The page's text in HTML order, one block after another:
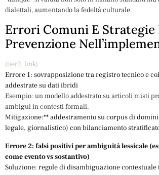
dialettali, aumentando la fedeltà culturale.
Errori Comuni E Strategie
Prevenzione
{tier2_link}
Errore 1: sovrapposizione tra registro tecnico e
addestrate su dati ibridi
Esempio: un modello addestrato su articoli misti
ambigui in contesti formali.
Mitigazione:** addestramento su corpus di
legale, giornalistico) con bilanciamento
Errore 2: falsi positivi per ambiguità lessicale
come evento vs sostantivo)
Soluzione: regole di disambiguazione